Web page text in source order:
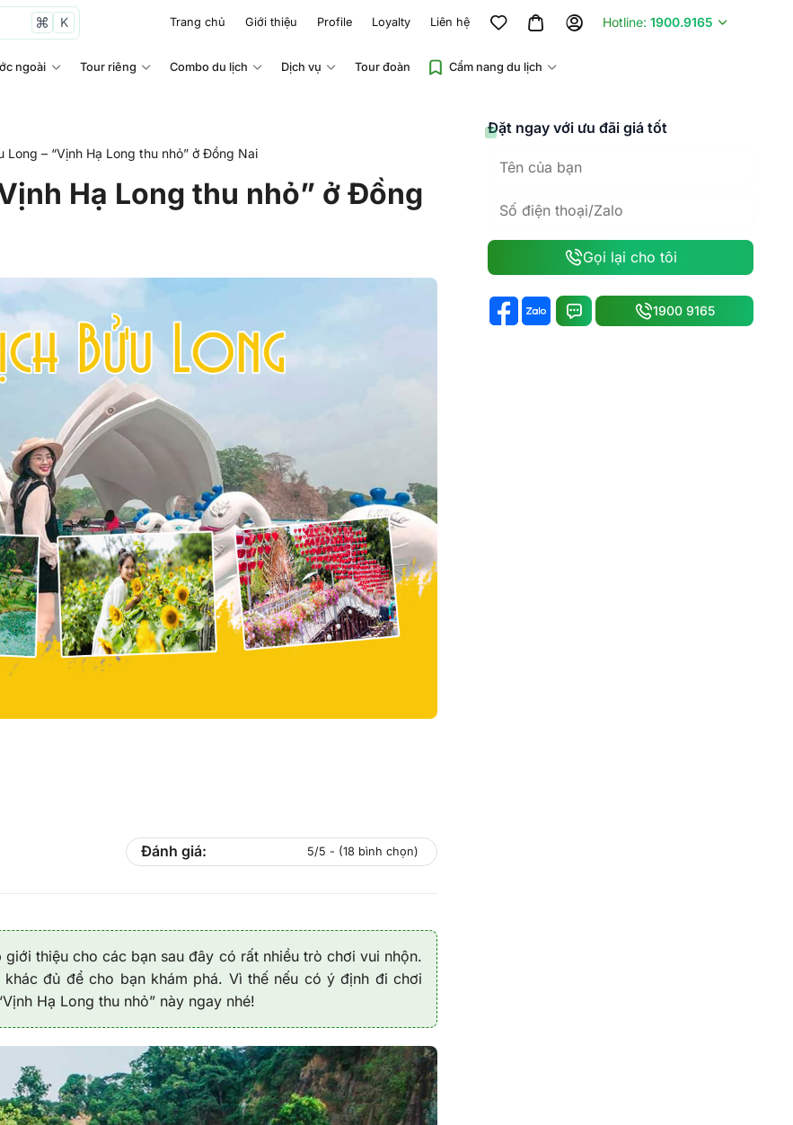
K Trang chủ Giới thiệu Profile Loyalty Liên hệ Hotline: 1900.9165
ngoài Tour riêng Combo du lịch Dịch vụ Tour đoàn Cẩm nang du lịch
Long – “Vịnh Hạ Long thu nhỏ” ở Đồng Nai
Hạ Long thu nhỏ” ở Đồng
Đánh giá: 5/5 - (18 bình chọn)
giới thiệu cho các bạn sau đây có rất nhiều trò chơi vui nhộn.
đủ để cho bạn khám phá. Vì thế nếu có ý định đi chơi
Hạ Long thu nhỏ” này ngay nhé!
Đặt ngay với ưu đãi giá tốt
Gọi lại cho tôi
1900 9165